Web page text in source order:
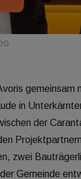
gemeinsam
in
der
zwei
Gemeinde